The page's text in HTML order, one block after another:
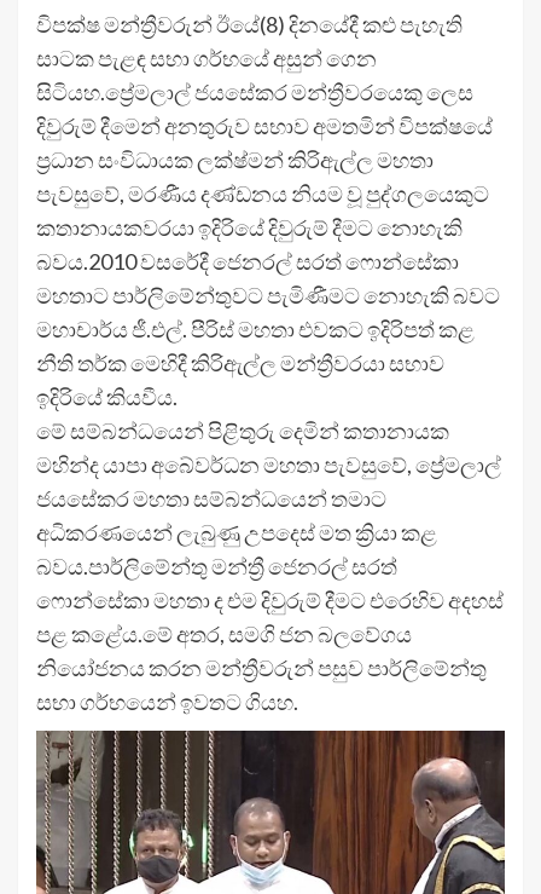
විපක්ෂ මන්ත්‍රීවරුන් ඊයේ(8) දිනයේදී කළු පැහැති
සාටක පැළඳ සභා ගර්භයේ අසුන් ගෙන
සිටියහ.ප්‍රේමලාල් ජයසේකර මන්ත්‍රීවරයෙකු ලෙස
දිවුරුම් දීමෙන් අනතුරුව සභාව අමතමින් විපක්ෂයේ
ප්‍රධාන සංවිධායක ලක්ෂ්මන් කිරිඇල්ල මහතා
පැවසුවේ, මරණීය දණ්ඩනය නියම වූ පුද්ගලයෙකුට
කතානායකවරයා ඉදිරියේ දිවුරුම් දීමට නොහැකි
බවය.2010 වසරේදී ජෙනරල් සරත් ෆොන්සේකා
මහතාට පාර්ලිමේන්තුවට පැමිණීමට නොහැකි බවට
මහාචාර්ය ජී.එල්. පීරිස් මහතා එවකට ඉදිරිපත් කළ
නීති තර්ක මෙහිදී කිරිඇල්ල මන්ත්‍රීවරයා සභාව
ඉදිරියේ කියවීය.
මේ සම්බන්ධයෙන් පිළිතුරු දෙමින් කතානායක
මහින්ද යාපා අබේවර්ධන මහතා පැවසුවේ, ප්‍රේමලාල්
ජයසේකර මහතා සම්බන්ධයෙන් තමාට
අධිකරණයෙන් ලැබුණු උපදෙස් මත ක්‍රියා කළ
බවය.පාර්ලිමේන්තු මන්ත්‍රී ජෙනරල් සරත්
ෆොන්සේකා මහතා ද එම දිවුරුම් දීමට එරෙහිව අදහස්
පළ කළේය.මේ අතර, සමගි ජන බලවේගය
නියෝජනය කරන මන්ත්‍රීවරුන් පසුව පාර්ලිමේන්තු
සභා ගර්භයෙන් ඉවතට ගියහ.